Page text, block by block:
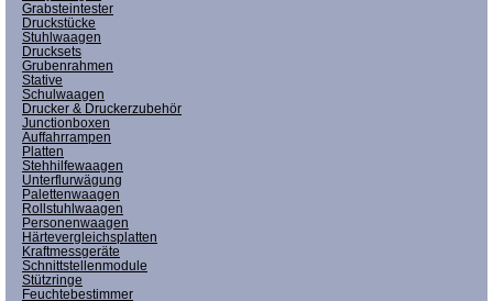
Grabsteintester
Druckstücke
Stuhlwaagen
Drucksets
Grubenrahmen
Stative
Schulwaagen
Drucker & Druckerzubehör
Junctionboxen
Auffahrrampen
Platten
Stehhilfewaagen
Unterflurwägung
Palettenwaagen
Rollstuhlwaagen
Personenwaagen
Härtevergleichsplatten
Kraftmessgeräte
Schnittstellenmodule
Stützringe
Feuchtebestimmer